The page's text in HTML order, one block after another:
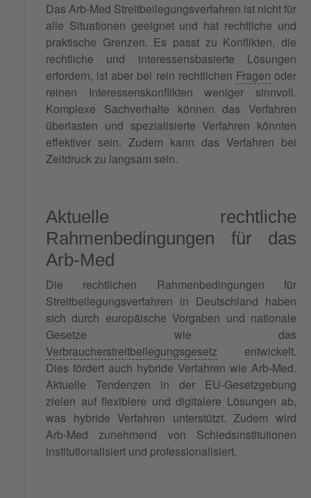
Das Arb-Med Streitbeilegungsverfahren ist nicht für
alle Situationen geeignet und hat rechtliche und
praktische Grenzen. Es passt zu Konflikten, die
rechtliche und interessensbasierte Lösungen
erfordern, ist aber bei rein rechtlichen Fragen oder
reinen Interessenskonflikten weniger sinnvoll.
Komplexe Sachverhalte können das Verfahren
überlasten und spezialisierte Verfahren könnten
effektiver sein. Zudem kann das Verfahren bei
Zeitdruck zu langsam sein.
Aktuelle rechtliche
Rahmenbedingungen für das
Arb-Med
Die rechtlichen Rahmenbedingungen für
Streitbeilegungsverfahren in Deutschland haben
sich durch europäische Vorgaben und nationale
Gesetze wie das
Verbraucherstreitbeilegungsgesetz entwickelt.
Dies fördert auch hybride Verfahren wie Arb-Med.
Aktuelle Tendenzen in der EU-Gesetzgebung
zielen auf flexiblere und digitalere Lösungen ab,
was hybride Verfahren unterstützt. Zudem wird
Arb-Med zunehmend von Schiedsinstitutionen
institutionalisiert und professionalisiert.